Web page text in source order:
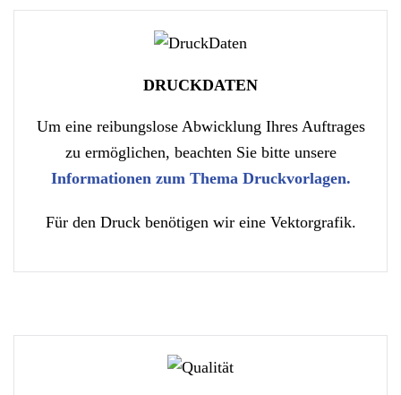
DRUCKDATEN
Um eine reibungslose Abwicklung Ihres Auftrages
zu ermöglichen, beachten Sie bitte unsere
Informationen zum Thema Druckvorlagen.
Für den Druck benötigen wir eine Vektorgrafik.